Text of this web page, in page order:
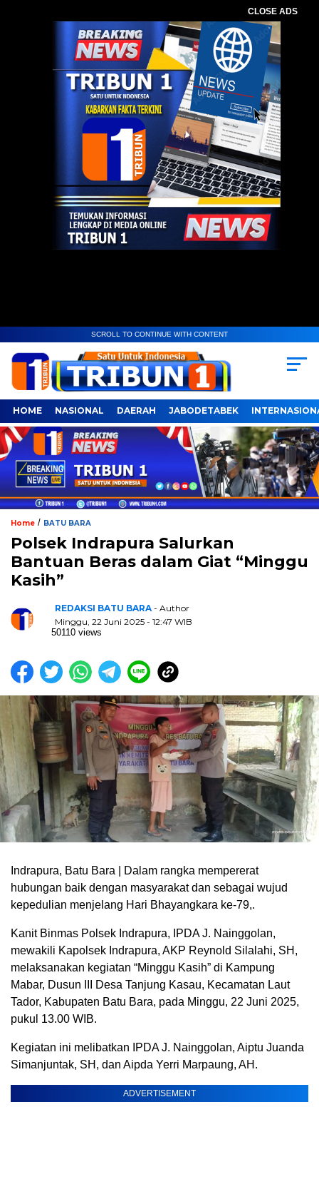
CLOSE ADS
SCROLL TO CONTINUE WITH CONTENT
HOME NASIONAL DAERAH JABODETABEK
Home / BATU BARA
Polsek Indrapura Salurkan
Bantuan Beras dalam Giat “Minggu
Kasih”
REDAKSI BATU BARA - Author
Minggu, 22 Juni 2025 - 12:47 WIB
50110 views
Indrapura, Batu Bara | Dalam rangka mempererat
hubungan baik dengan masyarakat dan sebagai wujud
kepedulian menjelang Hari Bhayangkara ke-79,.
Kanit Binmas Polsek Indrapura, IPDA J. Nainggolan,
mewakili Kapolsek Indrapura, AKP Reynold Silalahi, SH,
melaksanakan kegiatan “Minggu Kasih” di Kampung
Mabar, Dusun III Desa Tanjung Kasau, Kecamatan Laut
Tador, Kabupaten Batu Bara, pada Minggu, 22 Juni 2025,
pukul 13.00 WIB.
Kegiatan ini melibatkan IPDA J. Nainggolan, Aiptu Juanda
Simanjuntak, SH, dan Aipda Yerri Marpaung, AH.
ADVERTISEMENT